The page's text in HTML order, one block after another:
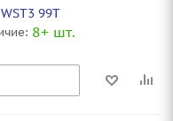
99T
8+ шт.